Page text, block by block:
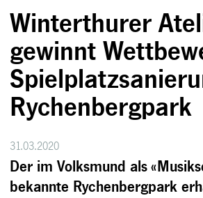
Winterthurer
gewinnt
Rychenbergpark
31.03.2020
Der im Volksmund als
bekannte Rychenbergpark